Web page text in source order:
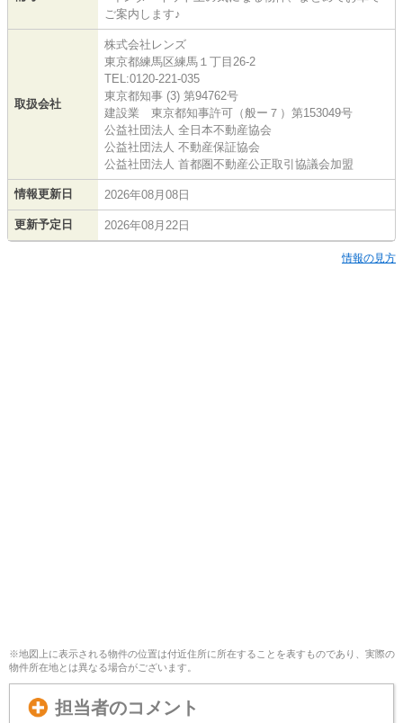
ご案内します♪
取扱会社
株式会社レンズ
東京都練馬区練馬１丁目26-2
TEL:0120-221-035
東京都知事 (3) 第94762号
建設業 東京都知事許可（般ー７）第153049号
公益社団法人 全日本不動産協会
公益社団法人 不動産保証協会
公益社団法人 首都圏不動産公正取引協議会加盟
情報更新日 2026年08月08日
更新予定日 2026年08月22日
情報の見方
※地図上に表示される物件の位置は付近住所に所在することを表すものであり、実際の
物件所在地とは異なる場合がございます。
担当者のコメント